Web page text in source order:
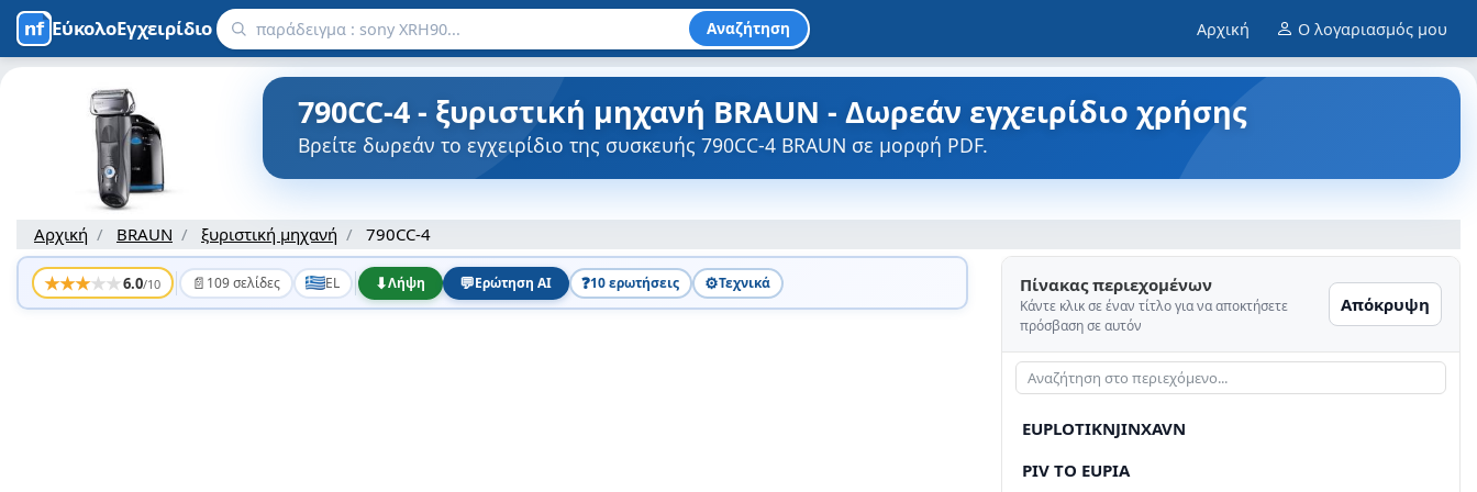
ΕύκολοΕγχειρίδιο Αναζήτηση Αρχική Ο λογαριασμός μου
790CC-4 - ξυριστική μηχανή BRAUN - Δωρεάν εγχειρίδιο χρήσης
Βρείτε δωρεάν το εγχειρίδιο της συσκευής 790CC-4 BRAUN σε μορφή PDF.
Αρχική BRAUN ξυριστική μηχανή 790CC-4
★★★★★6.0/10 📄 109 σελίδες EL ⬇Λήψη 💬Ερώτηση AI ❓10 ερωτήσεις ⚙️Τεχνικά Πίνακας περιεχομένων
Κάντε κλικ σε έναν τίτλο για να αποκτήσετε
πρόσβαση σε αυτόν
Απόκρυψη
EUPLOTIKNJINXAVN
PIV TO EUPIA